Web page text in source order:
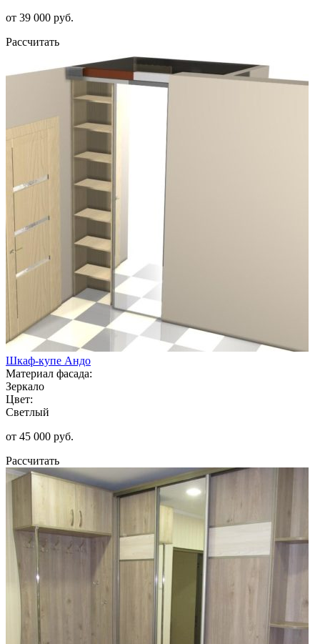
от 39 000 руб.
Рассчитать
Шкаф-купе Андо
Материал фасада:
Зеркало
Цвет:
Светлый
от 45 000 руб.
Рассчитать